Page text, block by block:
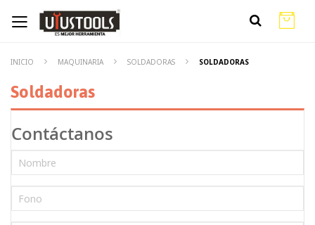
INICIO MAQUINARIA SOLDADORAS SOLDADORAS
Soldadoras
Contáctanos